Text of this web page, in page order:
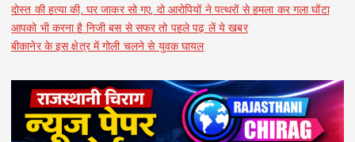
दोस्त की हत्या की, घर जाकर सो गए, दो आरोपियों ने पत्थरों से हमला कर गला घोंटा
आपको भी करना है निजी बस से सफर तो पहले पढ़ लें ये खबर
बीकानेर के इस क्षेत्र में गोली चलने से युवक घायल